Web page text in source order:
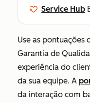
Service Hub
Use as pontuações
Garantia de
experiência do
da sua equipe. A
da interação com